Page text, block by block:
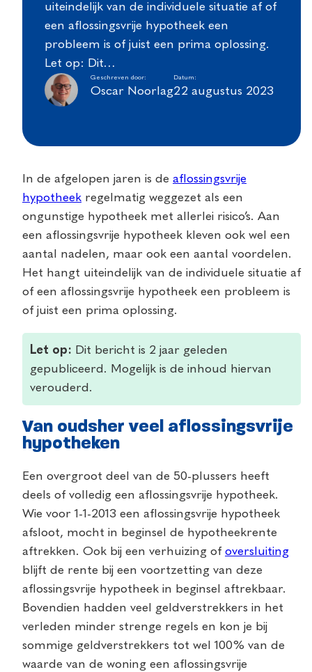
uiteindelijk van de individuele situatie af of
een aflossingsvrije hypotheek een
probleem is of juist een prima oplossing.
Let op: Dit…
Geschreven door:
Oscar Noorlag
Datum:
22 augustus 2023
In de afgelopen jaren is de aflossingsvrije
hypotheek regelmatig weggezet als een
ongunstige hypotheek met allerlei risico’s. Aan
een aflossingsvrije hypotheek kleven ook wel een
aantal nadelen, maar ook een aantal voordelen.
Het hangt uiteindelijk van de individuele situatie af
of een aflossingsvrije hypotheek een probleem is
of juist een prima oplossing.
Let op: Dit bericht is 2 jaar geleden
gepubliceerd. Mogelijk is de inhoud hiervan
verouderd.
Van oudsher veel aflossingsvrije
hypotheken
Een overgroot deel van de 50-plussers heeft
deels of volledig een aflossingsvrije hypotheek.
Wie voor 1-1-2013 een aflossingsvrije hypotheek
afsloot, mocht in beginsel de hypotheekrente
aftrekken. Ook bij een verhuizing of oversluiting
blijft de rente bij een voortzetting van deze
aflossingsvrije hypotheek in beginsel aftrekbaar.
Bovendien hadden veel geldverstrekkers in het
verleden minder strenge regels en kon je bij
sommige geldverstrekkers tot wel 100% van de
waarde van de woning een aflossingsvrije